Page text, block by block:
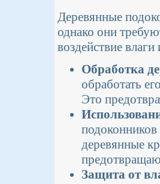
Деревянные
однако они
воздействие
Обработка
обработать
Это
подоконников
деревянные
Защита от